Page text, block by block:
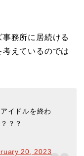
務所に居続ける
えているのでは
イドルを終わ
？？
20, 2023